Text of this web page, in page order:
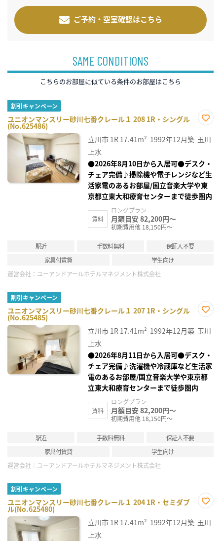
ご予約・空室確認はこちら
SAME CONDITIONS
こちらのお部屋に似ている条件のお部屋はこちら
割引キャンペーン
ユニオンマンスリー砂川七番クレール１ 208 1R・シングル
(No.625486)
に入
り登
立川市 1R 17.41m² 1992年12月築 玉川
上水
●2026年8月10日から入居可●デスク・
チェア完備♪掃除機や電子レンジなど生
活家電のあるお部屋/国立音楽大学や東
京都立東大和療育センターまで徒歩圏内
賃料
ロングプラン
月額目安 82,200円～
初期費用他 18,150円～
駅近 手数料無料
保証人不要
家具付賃貸
学生向け
運営会社： ユーアンドアールホテルマネジメント株式会社
割引キャンペーン
ユニオンマンスリー砂川七番クレール１ 207 1R・シングル
(No.625485)
に入
り登
立川市 1R 17.41m² 1992年12月築 玉川
上水
●2026年8月11日から入居可●デスク・
チェア完備♪洗濯機や冷蔵庫など生活家
電のあるお部屋/国立音楽大学や東京都
立東大和療育センターまで徒歩圏内
賃料
ロングプラン
月額目安 82,200円～
初期費用他 18,150円～
駅近 手数料無料
保証人不要
家具付賃貸
学生向け
運営会社： ユーアンドアールホテルマネジメント株式会社
割引キャンペーン
ユニオンマンスリー砂川七番クレール１ 204 1R・セミダブ
ル(No.625480)
に入
り登
立川市 1R 17.41m² 1992年12月築 玉川
上水